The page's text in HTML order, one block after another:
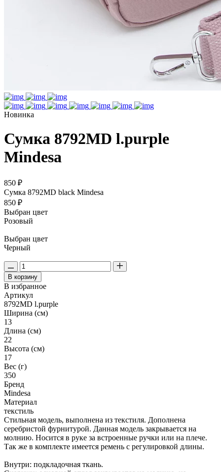
Новинка
Сумка 8792MD l.purple
Mindesa
850 ₽
Сумка 8792MD black Mindesa
850 ₽
Выбран цвет
Розовый
Выбран цвет
Черный
В корзину
В избранное
Артикул
8792MD l.purple
Ширина (см)
13
Длина (см)
22
Высота (см)
17
Вес (г)
350
Бренд
Mindesa
Материал
текстиль
Стильная модель, выполнена из текстиля. Дополнена
серебристой фурнитурой. Данная модель закрывается на
молнию. Носится в руке за встроенные ручки или на плече.
Так же в комплекте имеется ремень с регулировкой длины.
Внутри: подкладочная ткань.